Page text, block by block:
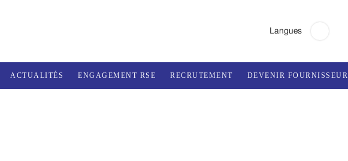
Langues
ACTUALITÉS ENGAGEMENT RSE RECRUTEMENT DEVENIR FOURNISSEUR